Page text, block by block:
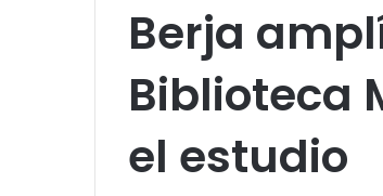
Berja
Biblioteca
el estudio